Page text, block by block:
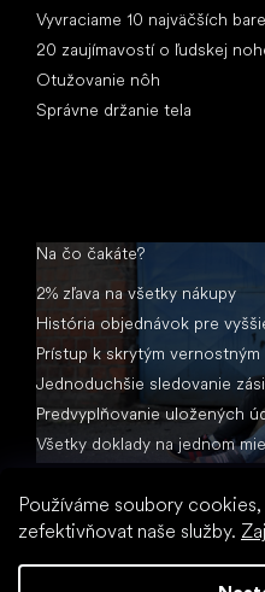
Používáme soubory
zefektivňovat naše služby.
Vyvraciame 10 najväčších
20 zaujímavostí o ľudskej
Otužovanie nôh
Správne držanie tela
Na čo čakáte?
2% zľava na všetky nákupy
História objednávok pre
Prístup k skrytým vernostným
Jednoduchšie sledovanie
Predvyplňovanie uložených
Všetky doklady na jednom